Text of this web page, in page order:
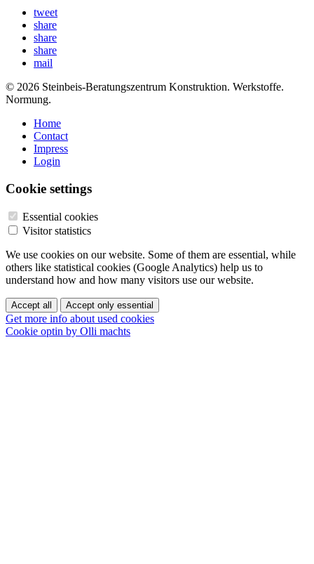
tweet
share
share
share
mail
© 2026 Steinbeis-Beratungszentrum Konstruktion. Werkstoffe.
Normung.
Home
Contact
Impress
Login
Cookie settings
Essential cookies
Visitor statistics
We use cookies on our website. Some of them are essential, while
others like statistical cookies (Google Analytics) help us to
understand how and how many visitors use our website.
Accept all Accept only essential
Get more info about used cookies
Cookie optin by Olli machts